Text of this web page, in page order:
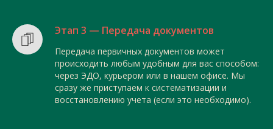
Этап 3 — Передача документов
Передача первичных документов может
происходить любым удобным для вас способом:
через ЭДО, курьером или в нашем офисе. Мы
сразу же приступаем к систематизации и
восстановлению учета (если это необходимо).